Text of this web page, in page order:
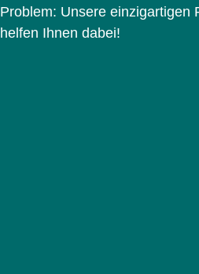
Problem: Unsere einzigartigen
helfen Ihnen dabei!